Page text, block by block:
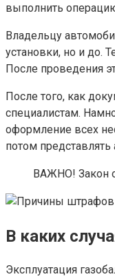
выполнить
Владельцу
установки, но и до.
После проведения
После того, как
специалистам.
оформление всех
потом
ВАЖНО! Закон о
В каких
Эксплуатация